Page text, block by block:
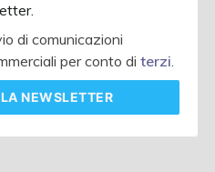
di comunicazioni
per conto diterzi.
NEWSLETTER